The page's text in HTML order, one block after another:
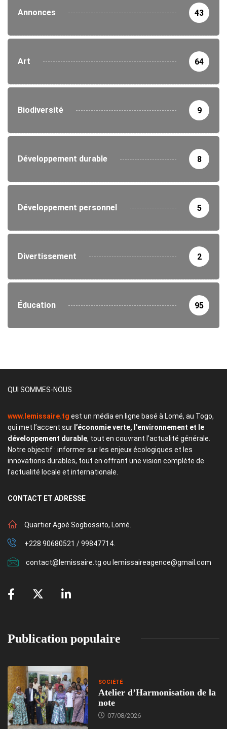
Annonces 43
Art 64
Biodiversité 9
Développement durable 8
Développement personnel 5
Divertissement 2
Éducation 95
QUI SOMMES-NOUS
www.lemissaire.tg est un média en ligne basé à Lomé, au Togo,
qui met l’accent sur l’économie verte, l’environnement et le
développement durable, tout en couvrant l’actualité générale.
Notre objectif : informer sur les enjeux écologiques et les
innovations durables, tout en offrant une vision complète de
l’actualité locale et internationale.
CONTACT ET ADRESSE
Quartier Agoè Sogbossito, Lomé.
+228 90680521 / 99847714.
contact@lemissaire.tg ou lemissaireagence@gmail.com
Publication populaire
SOCIÉTÉ
Atelier d’Harmonisation de la
note
07/08/2026